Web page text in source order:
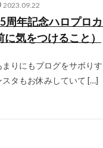
2023.09.22
周年記念ハロプロ
に気をつけること）
まりにもブログをサボり
スタもお休みしていて […]